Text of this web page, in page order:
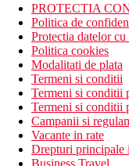
PROTECTIA
Politica de
Protectia datelor cu
Politica cookies
Modalitati de plata
Termeni si conditii
Termeni si conditii
Termeni si conditii
Campanii si
Vacante in rate
Drepturi principale
Business Travel